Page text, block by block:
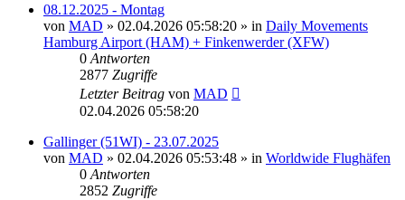
08.12.2025 - Montag
von MAD » 02.04.2026 05:58:20 » in Daily Movements
Hamburg Airport (HAM) + Finkenwerder (XFW)
0 Antworten
2877 Zugriffe
Letzter Beitrag von MAD
02.04.2026 05:58:20
Gallinger (51WI) - 23.07.2025
von MAD » 02.04.2026 05:53:48 » in Worldwide Flughäfen
0 Antworten
2852 Zugriffe